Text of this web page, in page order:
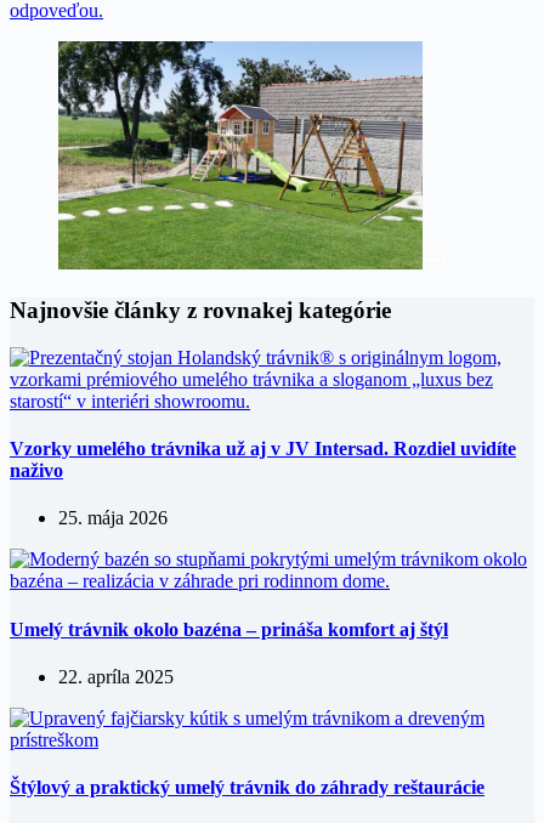
odpoveďou.
Najnovšie články z rovnakej kategórie
Vzorky umelého trávnika už aj v JV Intersad. Rozdiel uvidíte
naživo
25. mája 2026
Umelý trávnik okolo bazéna – prináša komfort aj štýl
22. apríla 2025
Štýlový a praktický umelý trávnik do záhrady reštaurácie